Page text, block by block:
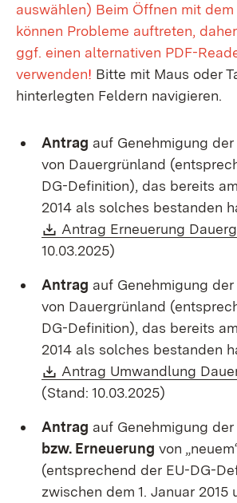
auswählen) Beim Öffnen mit
können Probleme auftreten,
ggf. einen alternativen PDF-
verwenden! Bitte mit Maus oder
hinterlegten Feldern navigieren.
Antrag auf Genehmigung der
von Dauergrünland
DG-Definition), das bereits
2014 als solches bestanden
Download:
Antrag Erneuerung
10.03.2025)
Antrag auf Genehmigung der
von Dauergrünland
DG-Definition), das bereits
2014 als solches bestanden
Download:
Antrag Umwandlung
(Stand: 10.03.2025)
Antrag auf Genehmigung der
bzw. Erneuerung von
(entsprechend der EU-DG-
zwischen dem 1. Januar 2015